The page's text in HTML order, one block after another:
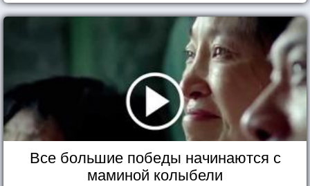
Все большие победы начинаются с
маминой колыбели